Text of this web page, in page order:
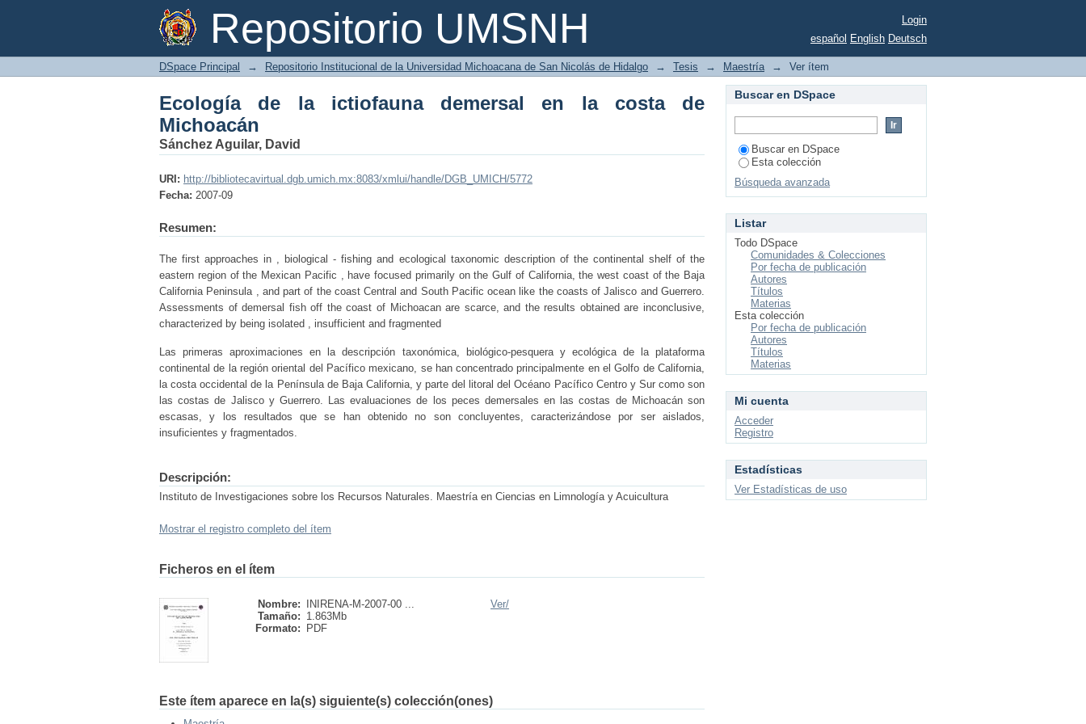
Repositorio UMSNH
Ecología de la ictiofauna demersal en la costa de Michoacán
Login
español English Deutsch
DSpace Principal → Repositorio Institucional de la Universidad Michoacana de San Nicolás de Hidalgo → Tesis → Maestría → Ver ítem
Ecología de la ictiofauna demersal en la costa de
Michoacán
Sánchez Aguilar, David
URI: http://bibliotecavirtual.dgb.umich.mx:8083/xmlui/handle/DGB_UMICH/5772
Fecha: 2007-09
Resumen:
The first approaches in , biological - fishing and ecological taxonomic description of the continental shelf of the
eastern region of the Mexican Pacific , have focused primarily on the Gulf of California, the west coast of the Baja
California Peninsula , and part of the coast Central and South Pacific ocean like the coasts of Jalisco and Guerrero.
Assessments of demersal fish off the coast of Michoacan are scarce, and the results obtained are inconclusive,
characterized by being isolated , insufficient and fragmented
Las primeras aproximaciones en la descripción taxonómica, biológico-pesquera y ecológica de la plataforma
continental de la región oriental del Pacífico mexicano, se han concentrado principalmente en el Golfo de California,
la costa occidental de la Península de Baja California, y parte del litoral del Océano Pacífico Centro y Sur como son
las costas de Jalisco y Guerrero. Las evaluaciones de los peces demersales en las costas de Michoacán son
escasas, y los resultados que se han obtenido no son concluyentes, caracterizándose por ser aislados,
insuficientes y fragmentados.
Descripción:
Instituto de Investigaciones sobre los Recursos Naturales. Maestría en Ciencias en Limnología y Acuicultura
Mostrar el registro completo del ítem
Ficheros en el ítem
Nombre:
INIRENA-M-2007-00 ...
Tamaño: 1.863Mb
Formato:
PDF
Ver/
Este ítem aparece en la(s) siguiente(s) colección(ones)
Buscar en DSpace
Buscar en DSpace
Esta colección
Búsqueda avanzada
Listar
Todo DSpace
Comunidades & Colecciones
Por fecha de publicación
Autores
Títulos
Materias
Esta colección
Por fecha de publicación
Autores
Títulos
Materias
Mi cuenta
Acceder
Registro
Estadísticas
Ver Estadísticas de uso